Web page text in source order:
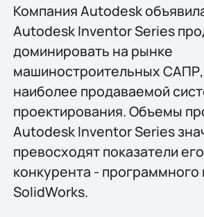
Компания Autodesk
Autodesk Inventor Series
доминировать на рынке
машиностроительных САПР,
наиболее продаваемой
проектирования. Объемы
Autodesk Inventor Series
превосходят показатели
конкурента - программного
SolidWorks.